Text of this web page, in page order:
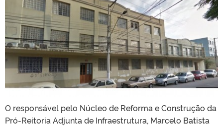
O responsável pelo Núcleo de Reforma e Construção da
Pró-Reitoria Adjunta de Infraestrutura, Marcelo Batista